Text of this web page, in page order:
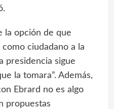
la opción de que
ciudadano a la
presidencia sigue
la tomara”. Además,
Ebrard no es algo
propuestas